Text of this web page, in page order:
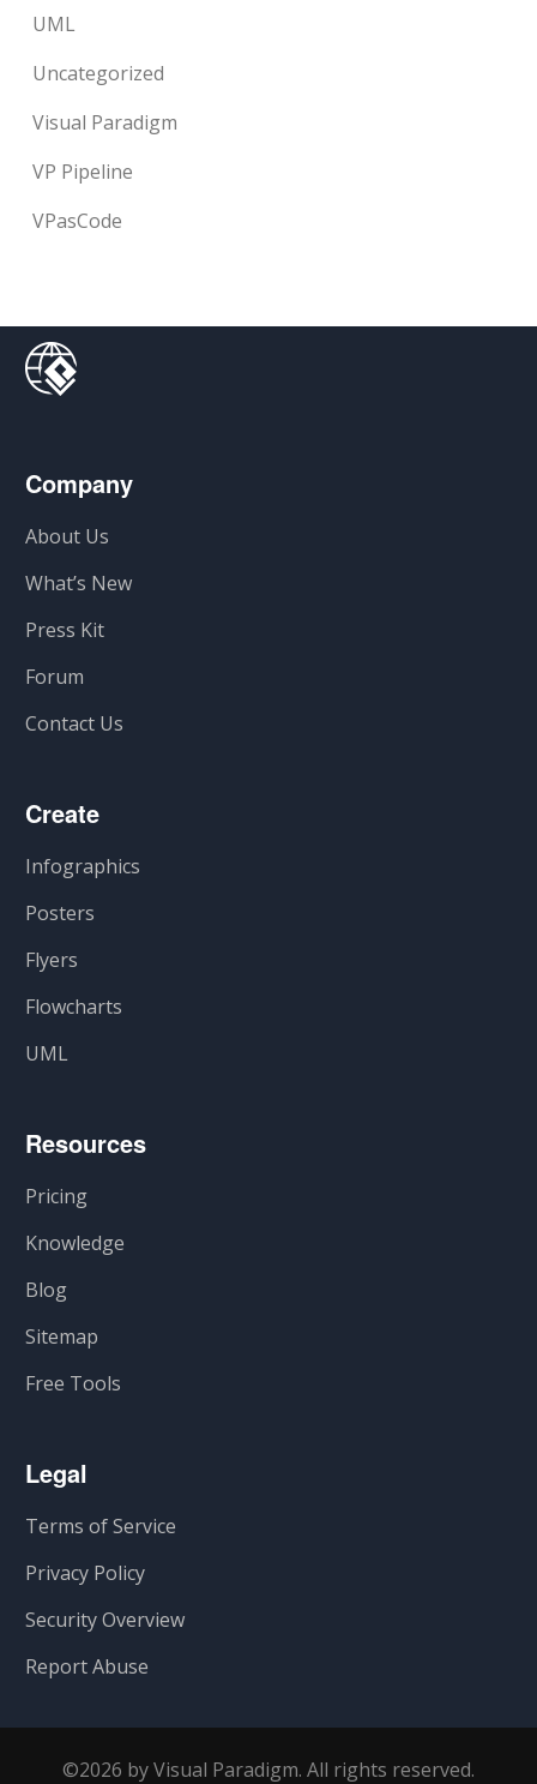
UML
Uncategorized
Visual Paradigm
VP Pipeline
VPasCode
Company
About Us
What’s New
Press Kit
Forum
Contact Us
Create
Infographics
Posters
Flyers
Flowcharts
UML
Resources
Pricing
Knowledge
Blog
Sitemap
Free Tools
Legal
Terms of Service
Privacy Policy
Security Overview
Report Abuse
©2026 by Visual Paradigm. All rights reserved.